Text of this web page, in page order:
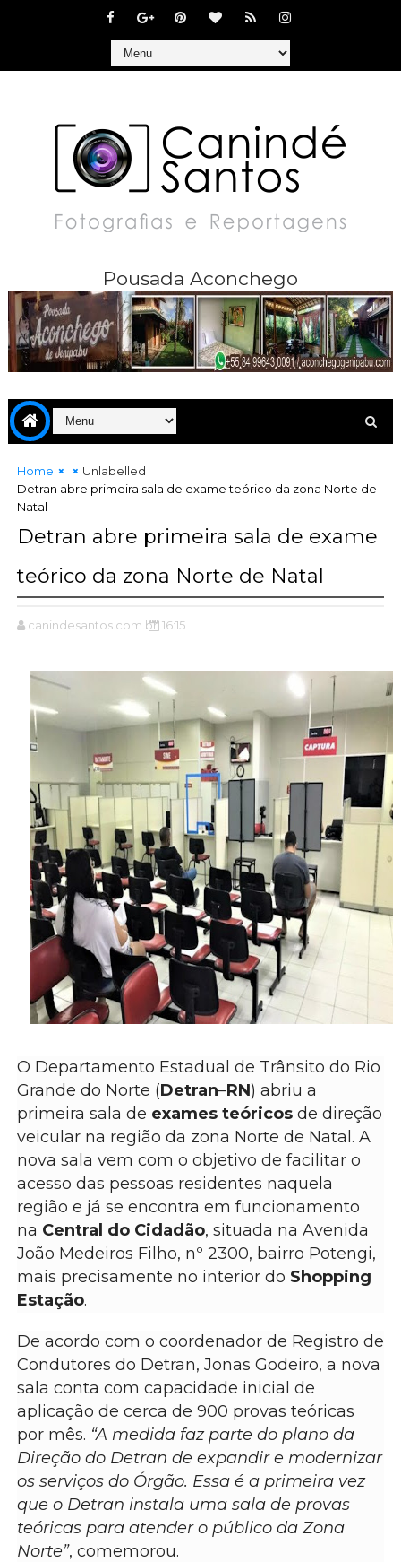
Pousada Aconchego
Home
Unlabelled
Detran abre primeira sala de exame teórico da zona Norte de
Natal
Detran abre primeira sala de exame
teórico da zona Norte de Natal
canindesantos.com.br 16:15
O Departamento Estadual de Trânsito do Rio
Grande do Norte (Detran–RN) abriu a
primeira sala de exames teóricosde direção
veicular na região da zona Norte de Natal. A
nova sala vem com o objetivo de facilitar o
acesso das pessoas residentes naquela
região e já se encontra em funcionamento
na Central do Cidadão, situada na Avenida
João Medeiros Filho, nº 2300, bairro Potengi,
mais precisamente no interior do Shopping
Estação.
De acordo com o coordenador de Registro de
Condutores do Detran, Jonas Godeiro, a nova
sala conta com capacidade inicial de
aplicação de cerca de 900 provas teóricas
por mês. “A medida faz parte do plano da
Direção do Detran de expandir e modernizar
os serviços do Órgão. Essa é a primeira vez
que o Detran instala uma sala de provas
teóricas para atender o público da Zona
Norte”, comemorou.